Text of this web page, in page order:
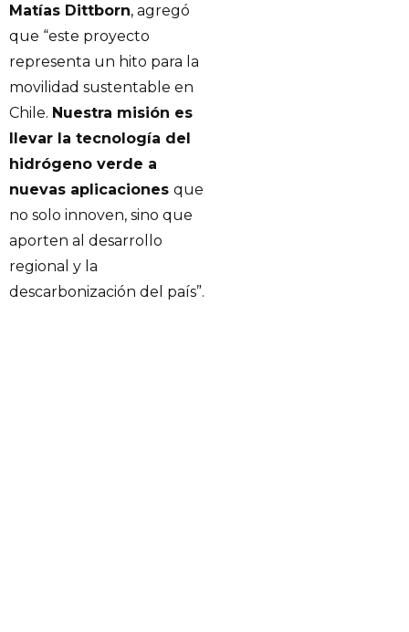
Matías Dittborn, agregó
que “este proyecto
representa un hito para la
movilidad sustentable en
Chile. Nuestra misión es
llevar la tecnología del
hidrógeno verde a
nuevas aplicaciones que
no solo innoven, sino que
aporten al desarrollo
regional y la
descarbonización del país”.